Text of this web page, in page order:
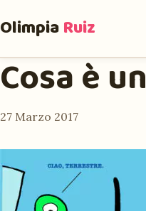
OlimpiaRuiz
Cosa è
27 Marzo 2017